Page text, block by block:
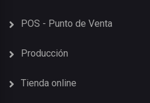
POS - Punto de Venta
Producción
Tienda online